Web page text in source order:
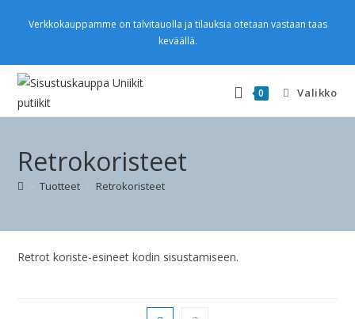
Verkkokauppamme on talvitauolla ja tilauksia otetaan vastaan taas
keväällä.
0 Valikko
Retrokoristeet
Tuotteet Retrokoristeet
Retrot koriste-esineet kodin sisustamiseen.